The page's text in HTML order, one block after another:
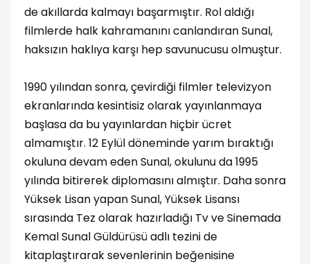
de akıllarda kalmayı başarmıştır. Rol aldığı
filmlerde halk kahramanını canlandıran Sunal,
haksızın haklıya karşı hep savunucusu olmuştur.
1990 yılından sonra, çevirdiği filmler televizyon
ekranlarında kesintisiz olarak yayınlanmaya
başlasa da bu yayınlardan hiçbir ücret
almamıştır. 12 Eylül döneminde yarım bıraktığı
okuluna devam eden Sunal, okulunu da 1995
yılında bitirerek diplomasını almıştır. Daha sonra
Yüksek Lisan yapan Sunal, Yüksek Lisansı
sırasında Tez olarak hazırladığı Tv ve Sinemada
Kemal Sunal Güldürüsü adlı tezini de
kitaplaştırarak sevenlerinin beğenisine